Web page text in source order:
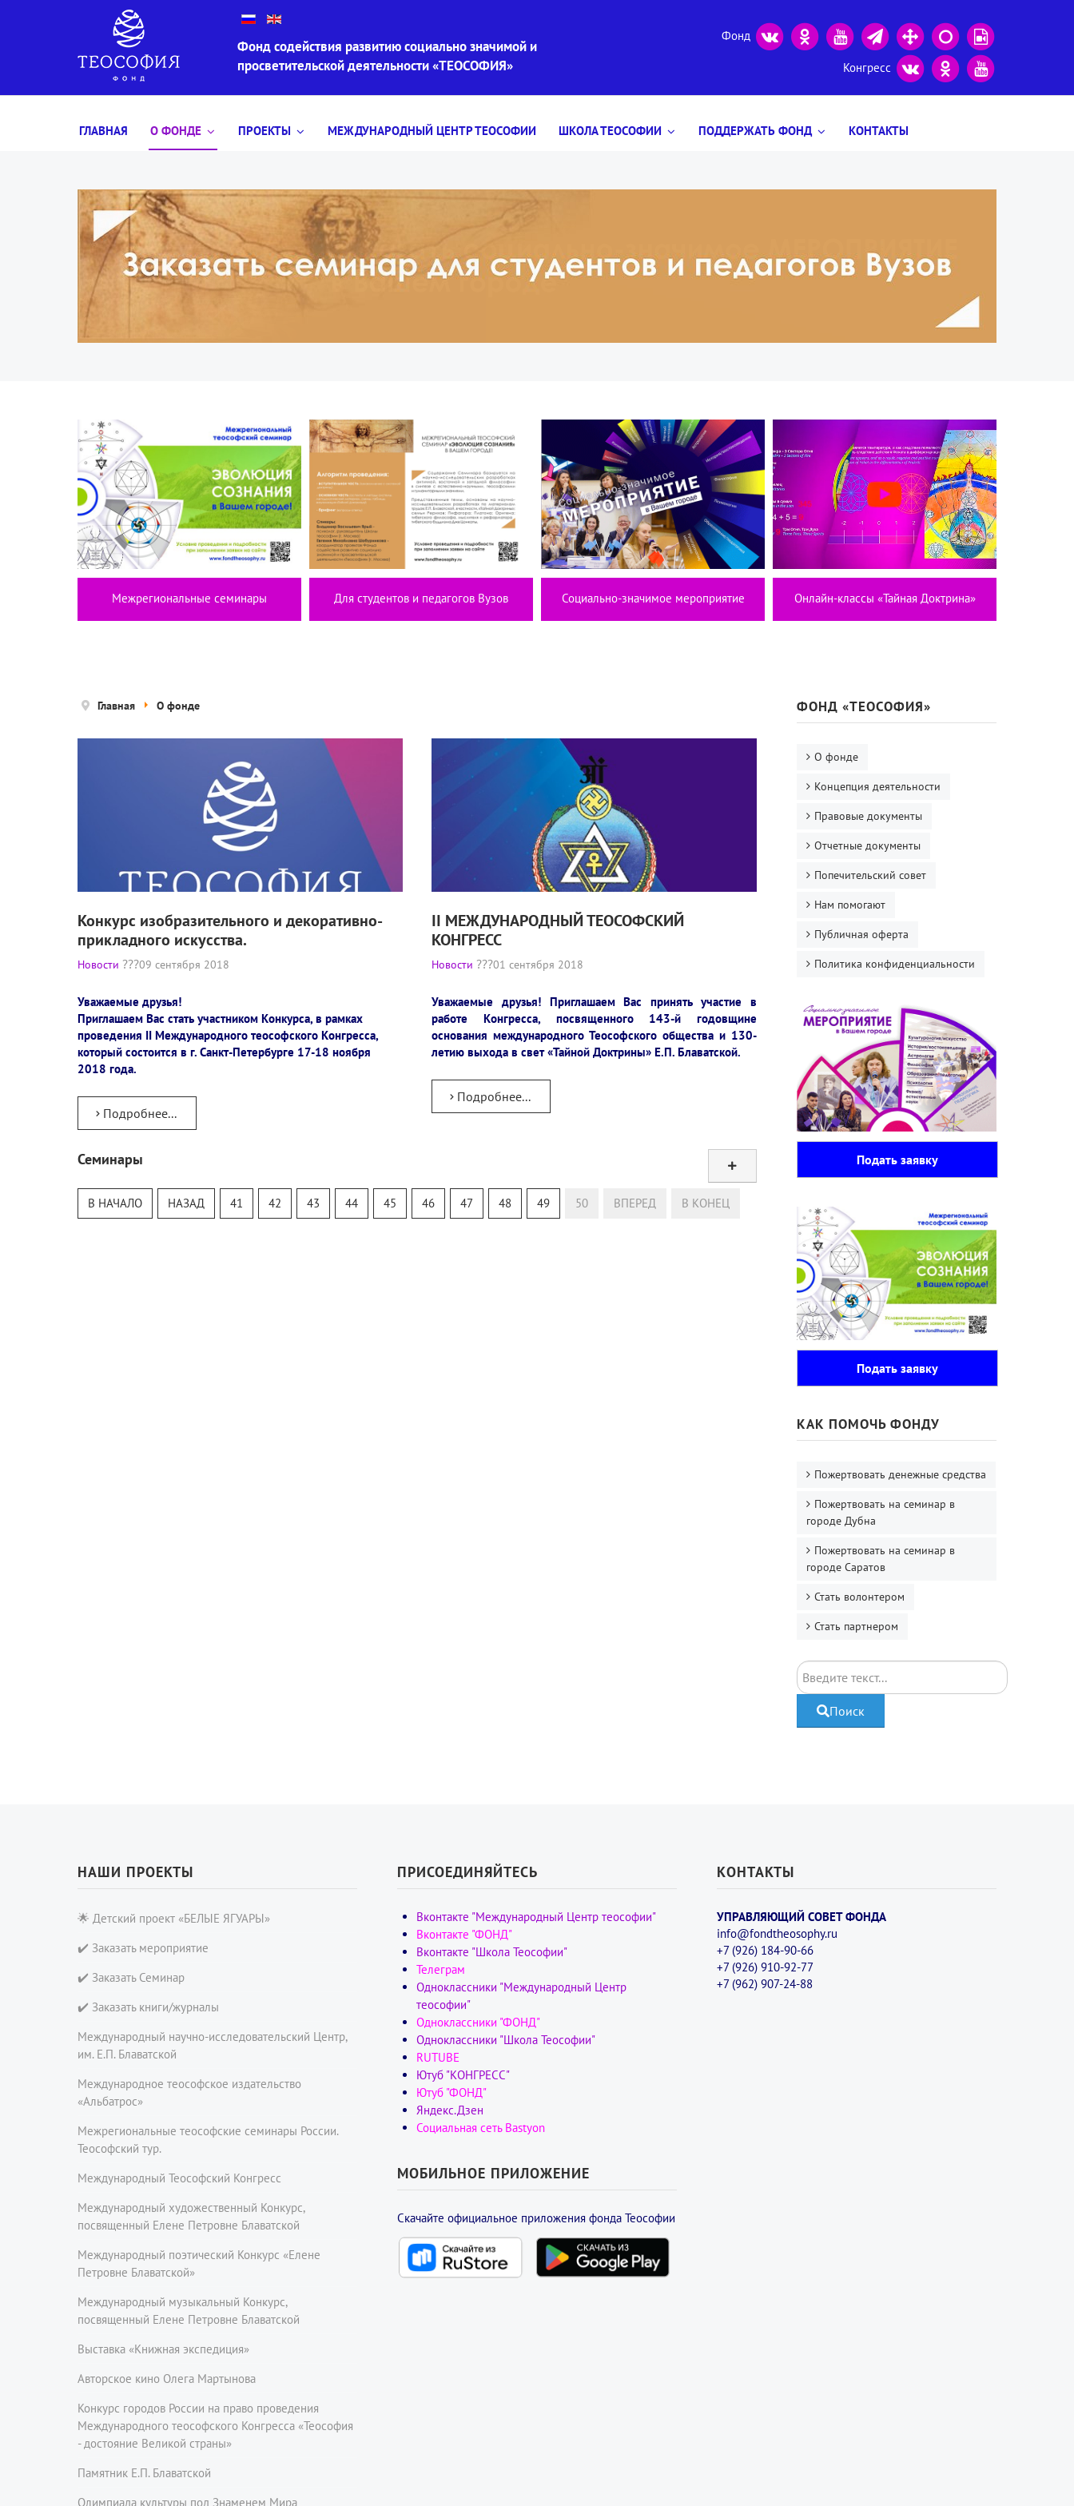
Фонд содействия развитию социально значимой и
просветительской деятельности «ТЕОСОФИЯ»
Фонд
Конгресс
ГЛАВНАЯ О ФОНДЕ ПРОЕКТЫ МЕЖДУНАРОДНЫЙ ЦЕНТР ТЕОСОФИИ ШКОЛА ТЕОСОФИИ ПОДДЕРЖАТЬ ФОНД КОНТАКТЫ
Межрегиональные семинары Для студентов и педагогов Вузов Социально-значимое мероприятие Онлайн-классы «Тайная Доктрина»
Главная О фонде
Конкурс изобразительного и декоративно-
прикладного искусства.
Новости 09 сентября 2018
Уважаемые друзья!
Приглашаем Вас стать участником Конкурса, в рамках
проведения II Международного теософского Конгресса,
который состоится в г. Санкт-Петербурге 17-18 ноября
2018 года.
Подробнее...
II МЕЖДУНАРОДНЫЙ ТЕОСОФСКИЙ
КОНГРЕСС
Новости 01 сентября 2018
Уважаемые друзья! Приглашаем Вас принять участие в
работе Конгресса, посвященного 143-й годовщине
основания международного Теософского общества и 130-
летию выхода в свет «Тайной Доктрины» Е.П. Блаватской.
Подробнее...
Семинары
Теософский Квизи
Тайная Доктрина
В НАЧАЛО НАЗАД 41 42 43 44 45 46 47 48 49 50 ВПЕРЕД В КОНЕЦ
ФОНД «ТЕОСОФИЯ»
О фонде
Концепция деятельности
Правовые документы
Отчетные документы
Попечительский совет
Нам помогают
Публичная оферта
Политика конфиденциальности
Подать заявку
Подать заявку
КАК ПОМОЧЬ ФОНДУ
Пожертвовать денежные средства
Пожертвовать на семинар в
городе Дубна
Пожертвовать на семинар в
городе Саратов
Стать волонтером
Стать партнером
Поиск
Поиск
НАШИ ПРОЕКТЫ
🌟 Детский проект «БЕЛЫЕ ЯГУАРЫ»
✔️ Заказать мероприятие
✔️ Заказать Семинар
✔️ Заказать книги/журналы
Международный научно-исследовательский Центр,
им. Е.П. Блаватской
Международное теософское издательство
«Альбатрос»
Межрегиональные теософские семинары России.
Теософский тур.
Международный Теософский Конгресс
Международный художественный Конкурс,
посвященный Елене Петровне Блаватской
Международный поэтический Конкурс «Елене
Петровне Блаватской»
Международный музыкальный Конкурс,
посвященный Елене Петровне Блаватской
Выставка «Книжная экспедиция»
Авторское кино Олега Мартынова
Конкурс городов России на право проведения
Международного теософского Конгресса «Теософия
- достояние Великой страны»
Памятник Е.П. Блаватской
Олимпиада культуры под Знаменем Мира
ПРИСОЕДИНЯЙТЕСЬ
Вконтакте "Международный Центр теософии"
Вконтакте "ФОНД"
Вконтакте "Школа Теософии"
Телеграм
Одноклассники "Международный Центр
теософии"
Одноклассники "ФОНД"
Одноклассники "Школа Теософии"
RUTUBE
Ютуб "КОНГРЕСС"
Ютуб "ФОНД"
Яндекс.Дзен
Социальная сеть Bastyon
МОБИЛЬНОЕ ПРИЛОЖЕНИЕ
Скачайте официальное приложения фонда Теософии
КОНТАКТЫ
УПРАВЛЯЮЩИЙ СОВЕТ ФОНДА
info@fondtheosophy.ru
+7 (926) 184-90-66
+7 (926) 910-92-77
+7 (962) 907-24-88